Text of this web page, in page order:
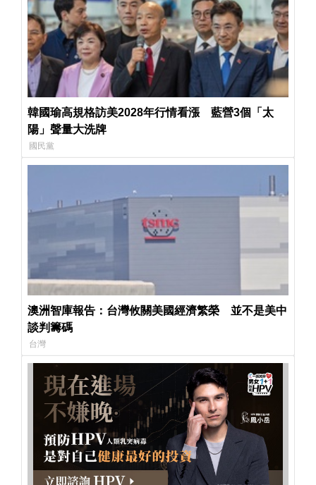
韓國瑜高規格訪美2028年行情看漲 藍營3個「太
陽」聲量大洗牌
國民黨
澳洲智庫報告：台灣攸關美國經濟繁榮 並不是美中
談判籌碼
台灣